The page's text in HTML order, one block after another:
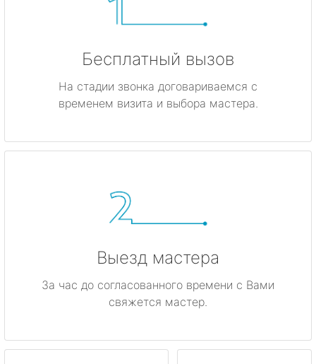
Бесплатный вызов
На стадии звонка договариваемся с
временем визита и выбора мастера.
Выезд мастера
За час до согласованного времени с Вами
свяжется мастер.